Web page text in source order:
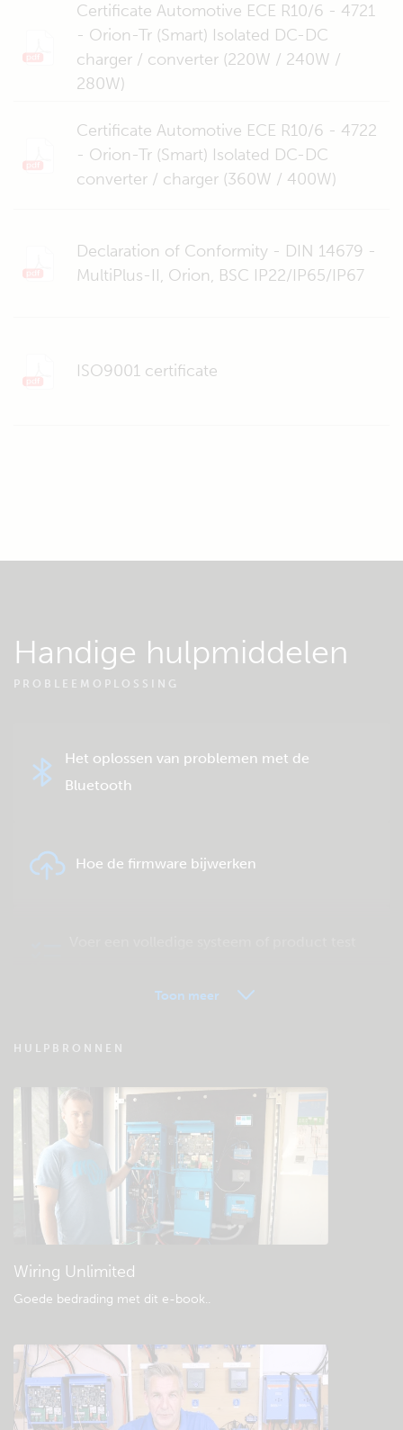
Certificate Automotive ECE R10/6 - 4721
- Orion-Tr (Smart) Isolated DC-DC
charger / converter (220W / 240W /
280W)
Certificate Automotive ECE R10/6 - 4722
- Orion-Tr (Smart) Isolated DC-DC
converter / charger (360W / 400W)
Declaration of Conformity - DIN 14679 -
MultiPlus-II, Orion, BSC IP22/IP65/IP67
ISO9001 certificate
Handige hulpmiddelen
PROBLEEMOPLOSSING
Het oplossen van problemen met de
Bluetooth
Hoe de firmware bijwerken
VRM - Veel gestelde vragen
Bekijk de Community kennisbank
Algemene downloads & documentatie
Toon meer
HULPBRONNEN
Wiring Unlimited
Goede bedrading met dit e-book..